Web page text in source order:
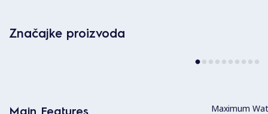
Značajke proizvoda
Main Features
Maximum